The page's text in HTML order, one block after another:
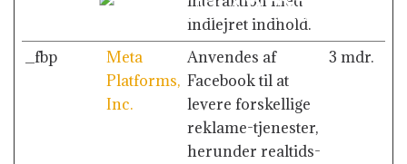
indlejret indhold.
_fbp
Meta
Platforms,
Inc.
Anvendes af
Facebook til at
levere forskellige
reklame-tjenester,
herunder realtids-
3 mdr.